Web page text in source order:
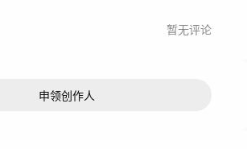
暂无评论
申领创作人